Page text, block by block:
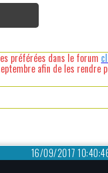
préférées dans le forum
afin de les rendre
16/09/2017